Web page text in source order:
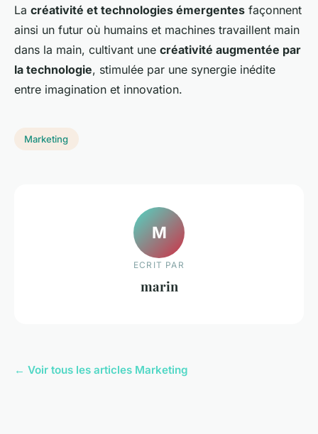
La créativité et technologies émergentes façonnent
ainsi un futur où humains et machines travaillent main
dans la main, cultivant une créativité augmentée par
la technologie, stimulée par une synergie inédite
entre imagination et innovation.
Marketing
M
ECRIT PAR
marin
← Voir tous les articles Marketing